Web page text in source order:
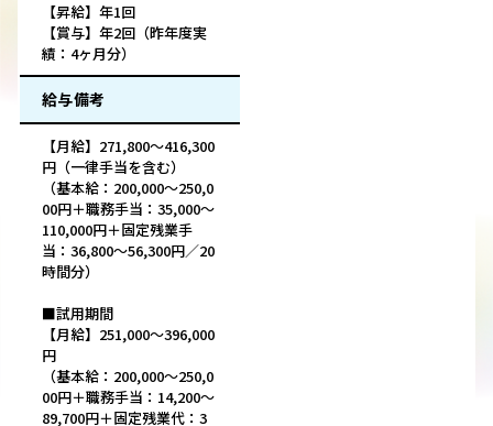
【昇給】年1回
【賞与】年2回（昨年度実
績：4ヶ月分）
給与備考
【月給】271,800～416,300
円（一律手当を含む）
（基本給：200,000～250,0
00円＋職務手当：35,000～
110,000円＋固定残業手
当：36,800～56,300円／20
時間分）
■試用期間
【月給】251,000～396,000
円
（基本給：200,000～250,0
00円＋職務手当：14,200～
89,700円＋固定残業代：3